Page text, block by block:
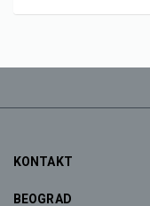
KONTAKT
BEOGRAD